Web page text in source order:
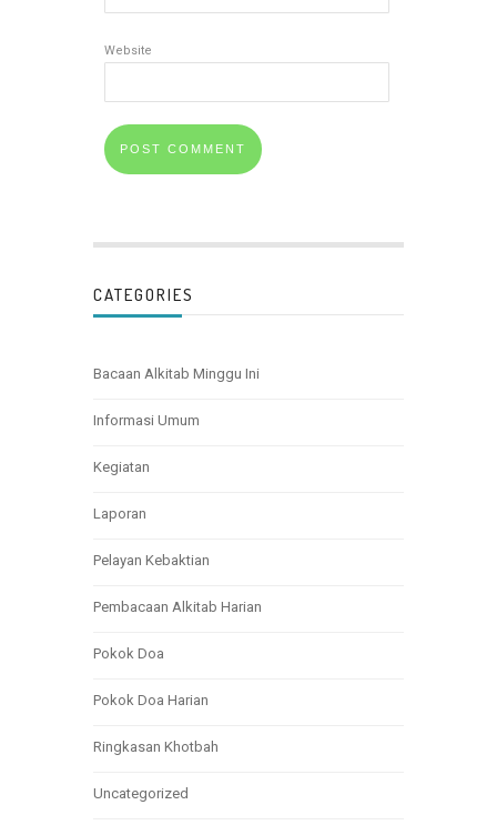
Website
CATEGORIES
Bacaan Alkitab Minggu Ini
Informasi Umum
Kegiatan
Laporan
Pelayan Kebaktian
Pembacaan Alkitab Harian
Pokok Doa
Pokok Doa Harian
Ringkasan Khotbah
Uncategorized